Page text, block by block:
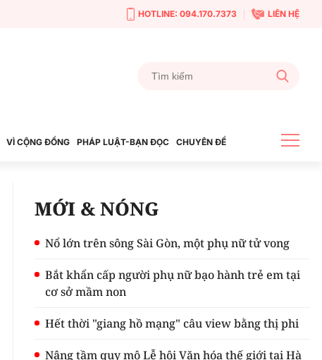
HOTLINE: 094.170.7373 LIÊN HỆ
VÌ CỘNG ĐỒNG PHÁP LUẬT-BẠN ĐỌC CHUYÊN ĐỀ
MỚI & NÓNG
Nổ lớn trên sông Sài Gòn, một phụ nữ tử vong
Bắt khẩn cấp người phụ nữ bạo hành trẻ em tại
cơ sở mầm non
Hết thời "giang hồ mạng" câu view bằng thị phi
Nâng tầm quy mô Lễ hội Văn hóa thế giới tại Hà